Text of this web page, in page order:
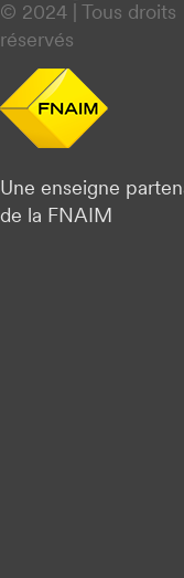
© 2024 | Tous droits
réservés
Une enseigne
de la FNAIM